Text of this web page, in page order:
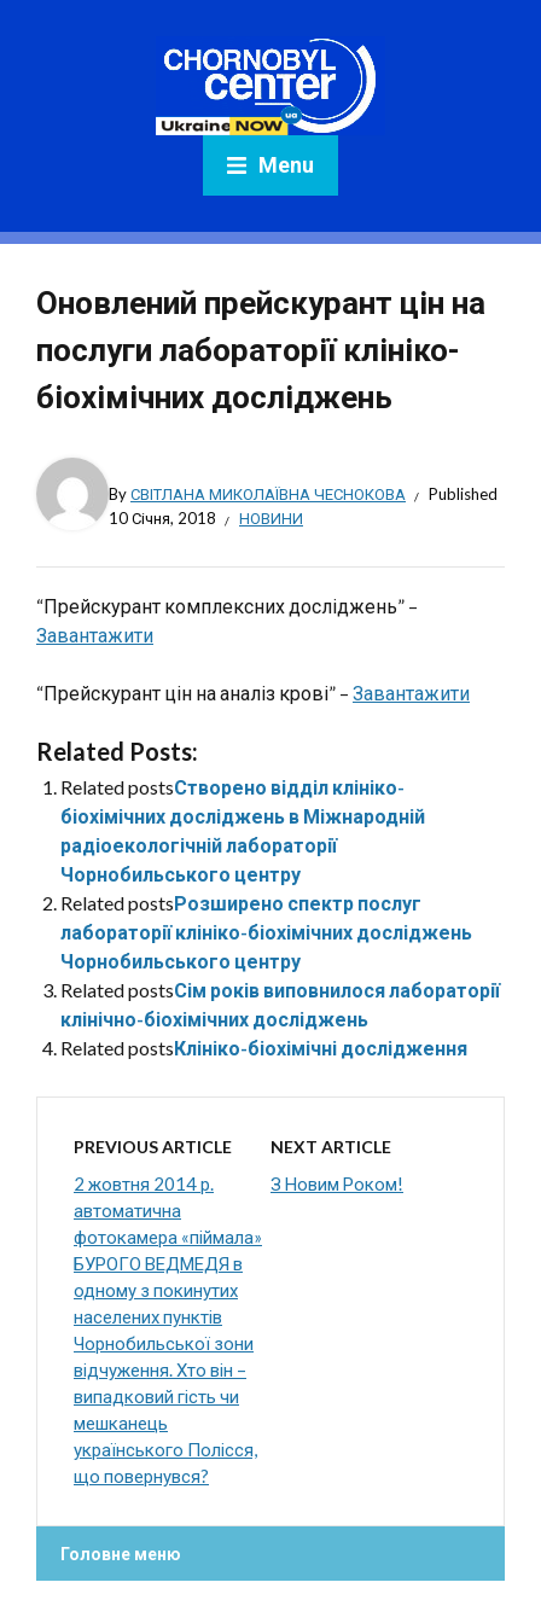
Menu
Оновлений прейскурант цін на
послуги лабораторії клініко-
біохімічних досліджень
ByСВІТЛАНА МИКОЛАЇВНА ЧЕСНОКОВА
Published
10 Січня, 2018
НОВИНИ
“Прейскурант комплексних досліджень” –
Завантажити
“Прейскурант цін на аналіз крові” – Завантажити
Related Posts:
Related postsСтворено відділ клініко-
біохімічних досліджень в Міжнародній
радіоекологічній лабораторії
Чорнобильського центру
Related postsРозширено спектр послуг
лабораторії клініко-біохімічних досліджень
Чорнобильського центру
Related postsСім років виповнилося лабораторії
клінічно-біохімічних досліджень
Related postsКлініко-біохімічні дослідження
PREVIOUS ARTICLE
2 жовтня 2014 р.
автоматична
фотокамера «піймала»
БУРОГО ВЕДМЕДЯ в
одному з покинутих
населених пунктів
Чорнобильської зони
відчуження. Хто він –
випадковий гість чи
мешканець
українського Полісся,
що повернувся?
NEXT ARTICLE
З Новим Роком!
Головне меню